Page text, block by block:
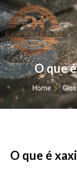
O que
Home
O que é